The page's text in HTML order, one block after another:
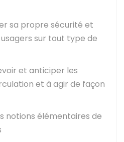
sa propre sécurité et
sur tout type de
et anticiper les
et à agir de façon
notions élémentaires de